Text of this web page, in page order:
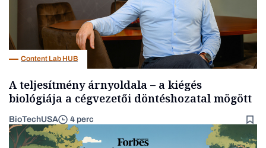
Content Lab HUB
A teljesítmény árnyoldala – a kiégés
biológiája a cégvezetői döntéshozatal mögött
BioTechUSA 4 perc